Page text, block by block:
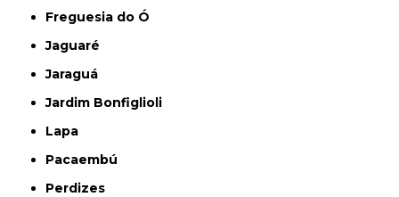
Freguesia do Ó
Jaguaré
Jaraguá
Jardim Bonfiglioli
Lapa
Pacaembú
Perdizes